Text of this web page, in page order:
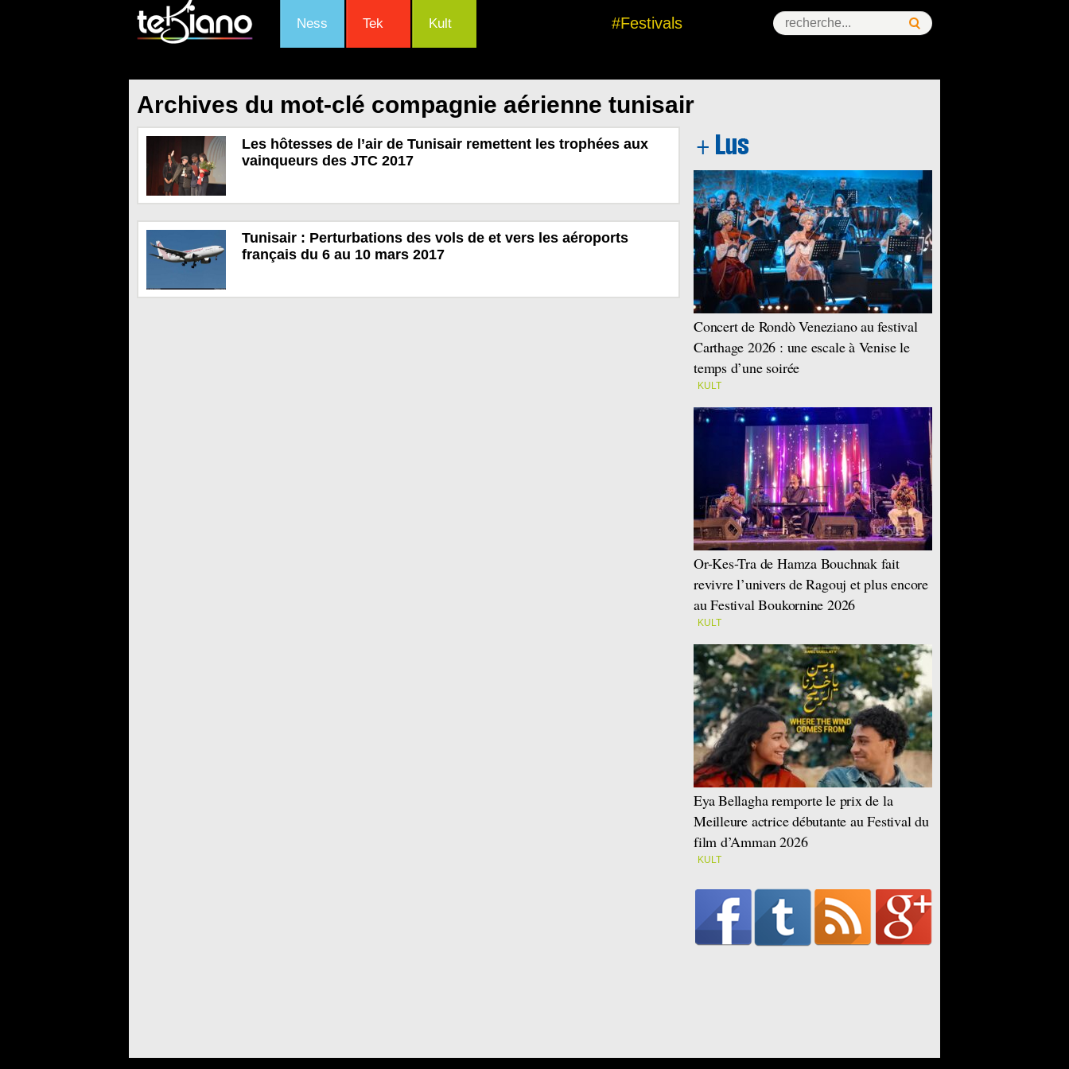
Ness Tek Kult #Festivals
Archives du mot-clé compagnie aérienne tunisair
Les hôtesses de l’air de Tunisair remettent les trophées aux
vainqueurs des JTC 2017
Tunisair : Perturbations des vols de et vers les aéroports
français du 6 au 10 mars 2017
Concert de Rondò Veneziano au festival
Carthage 2026 : une escale à Venise le
temps d’une soirée
KULT
Or-Kes-Tra de Hamza Bouchnak fait
revivre l’univers de Ragouj et plus encore
au Festival Boukornine 2026
KULT
Eya Bellagha remporte le prix de la
Meilleure actrice débutante au Festival du
film d’Amman 2026
KULT